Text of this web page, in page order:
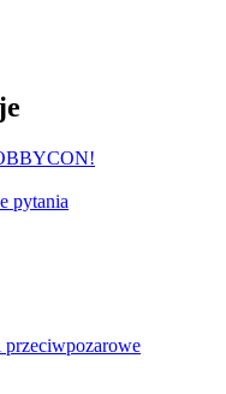
pytania
przeciwpozarowe